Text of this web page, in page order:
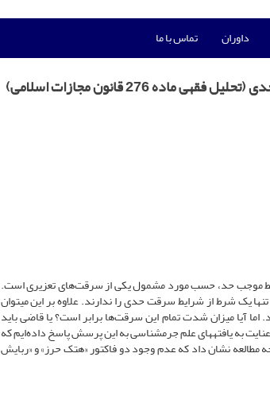
داوران تماس با ما
قانون مجازات اسلامی)
موجب حد، حسب مورد مشمول یکی از سرقت‌های تعزیری است.
(با احتساب ماده 270) را برشمرد که هرکدام تنها یک شرط از شرایط سرقت حدی را ندارند. علاوه بر این می­توان
آیا میزان شدت تمام این سرقت‌ها برابر است؟ یا قاضی باید
به یافته­های علم جرمشناسی به این پرسش پاسخ داده‌ایم که
نشان داد که عدم وجود دو فاکتور «هتک حرز» و «ربایش